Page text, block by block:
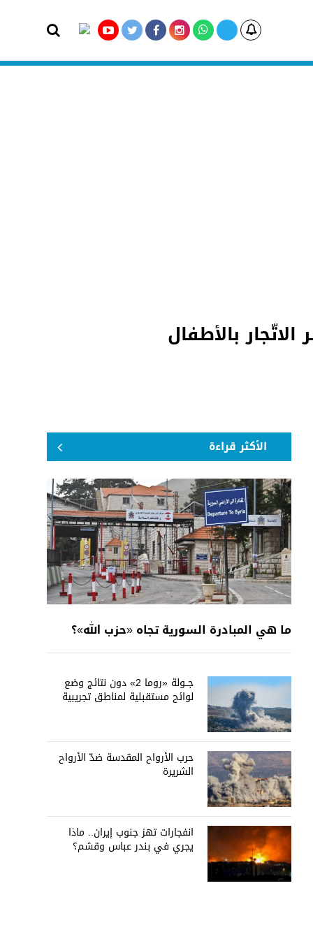
بالأطفال
الأكثر قراءة
ما هي المبادرة السورية تجاه «حزب الله»؟
جــولة «روما 2» دون نتائج وضع
لوائح مستقبلية لمناطق تجريبية
حرب الأرواح المقدسة ضدّ الأرواح
الشريرة
انفجارات تهز جنوب إيران.. ماذا
يجري في بندر عباس وقشم؟